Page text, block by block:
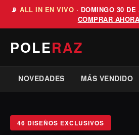
📡ALL IN EN VIVO · DOMINGO 30 DE
COMPRAR
POLERAZ
NOVEDADES MÁS VENDIDO
46 DISEÑOS EXCLUSIVOS